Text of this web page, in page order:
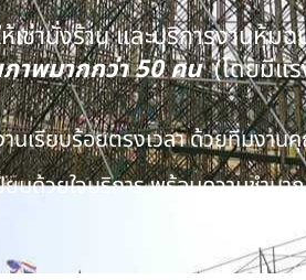
เช่านั่งร้าน และบริการงานหุ้
าพมากกว่า 50 คน(โดยมีแ
นเรียบร้อยตรงเวลา ด้วยทีมงาน
มด้วยใจบริการ พร้อมความชำน